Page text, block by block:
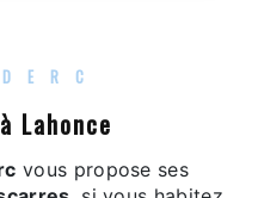
Lahonce
vous propose ses